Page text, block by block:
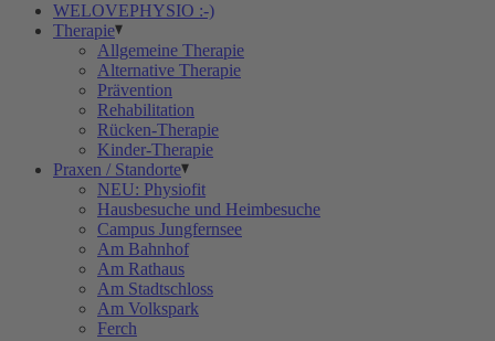
WELOVEPHYSIO :-)
Therapie
Allgemeine Therapie
Alternative Therapie
Prävention
Rehabilitation
Rücken-Therapie
Kinder-Therapie
Praxen / Standorte
NEU: Physiofit
Hausbesuche und Heimbesuche
Campus Jungfernsee
Am Bahnhof
Am Rathaus
Am Stadtschloss
Am Volkspark
Ferch